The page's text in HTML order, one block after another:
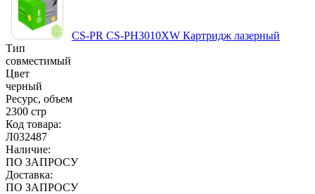
CS-PR CS-PH3010XW Картридж лазерный
Тип
совместимый
Цвет
черный
Ресурс, объем
2300 стр
Код товара:
Л032487
Наличие:
ПО ЗАПРОСУ
Доставка:
ПО ЗАПРОСУ